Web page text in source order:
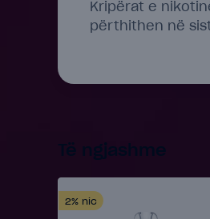
Kripërat e
përthithen në
Të ngjashme
2% nic